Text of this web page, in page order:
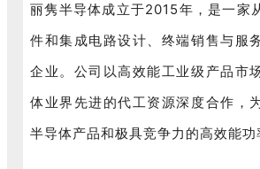
丽隽半导体成立于2015年， 是一家
件和集成电路设计、终端销售与服
企业。 公司以高效能工业级产品市
体业界先进的代工资源深度合作，
半导体产品和极具竞争力的高效能功